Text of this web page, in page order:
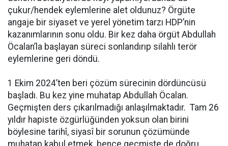
çukur/hendek eylemlerine alet oldunuz? Örgüte
angaje bir siyaset ve yerel yönetim tarzı HDP’nin
kazanımlarının sonu oldu. Bir kez daha örgüt Abdullah
Öcalan’la başlayan süreci sonlandırıp silahlı terör
eylemlerine geri döndü.
1 Ekim 2024’ten beri çözüm sürecinin dördüncüsü
başladı. Bu kez yine muhatap Abdullah Öcalan.
Geçmişten ders çıkarılmadığı anlaşılmaktadır. Tam 26
yıldır hapiste özgürlüğünden yoksun olan birini
böylesine tarihî, siyasî bir sorunun çözümünde
muhatap kabul etmek, bence geçmişte de doğru